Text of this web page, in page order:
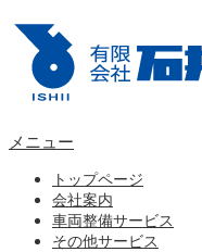
メニュー
トップページ
会社案内
車両整備サービス
その他サービス